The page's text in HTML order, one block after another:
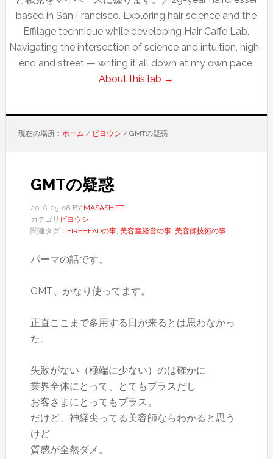
based in San Francisco. Exploring hair science and the
Effilage technique while developing Hair Caffe Lab.
Navigating the intersection of science and intuition, high-
end and street — writing it all down at my own pace.
About this lab →
現在の場所： ホーム / ビヨウシ /GMTの疑惑
GMTの疑惑
2016-05-08 BY MASASHITT
カテゴリ ビヨウシ
関連タグ： FIREHEADの事, 美容室経営の事, 美容師技術の事
パーマの話です。
GMT、かなり使ってます。
正直ここまで多用する日が来るとは思わなかっ
た。
失敗がない（極端に少ない）のは確かに
業界全体にとって、とてもプラスだし
お客さまにとってもプラス。
だけど、神経尖ってる美容師ならわかると思う
けど
質感が全然ダメ。